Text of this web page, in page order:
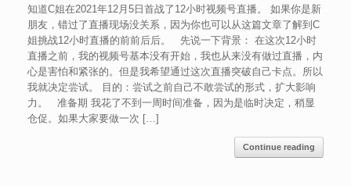
知道C姐在2021年12月5日首战了12小时视频号直播。 如果你是新
朋友，错过了直播现场没关系，因为你也可以从这篇文章了解到C
姐挑战12小时直播的前前后后。 先说一下背景： 在这次12小时
直播之前，我的视频号基本没有开始，我也从来没有做过直播，内
心是害怕和紧张的。但是我希望通过这次直播突破自己卡点。所以
我就决定尝试。 目的：尝试之前自己不敢尝试的形式，扩大影响
力。 准备期 我花了不到一周时间准备，因为是临时决定，稍显
仓促。如果大家要做一次 […]
Continue reading